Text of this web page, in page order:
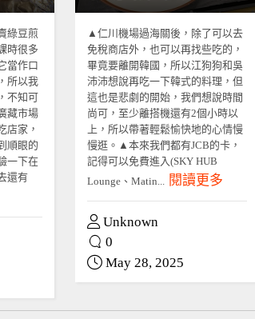
綠豆煎
時很多
當作口
所以我
不知可
藏市場
店家，
順眼的
一下在
還有
▲仁川機場過海關後，除了可以去
免稅商店外，也可以再找些吃的，
畢竟要離開韓國，所以江狗狗和吳
沛沛想說再吃一下韓式的料理，但
這也是悲劇的開始，我們想說時間
尚可，至少離搭機還有2個小時以
上，所以帶著輕鬆愉快地的心情慢
慢逛。▲本來我們都有JCB的卡，
記得可以免費進入(SKY HUB
Lounge、Matin...
閱讀更多
Unknown
0
May 28, 2025